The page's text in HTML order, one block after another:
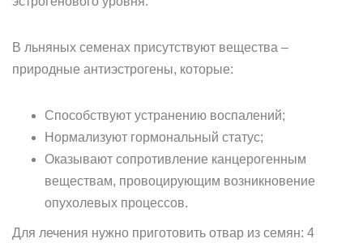
В льняных семенах присутствуют вещества –
природные антиэстрогены, которые:
Способствуют устранению воспалений;
Нормализуют гормональный статус;
Оказывают сопротивление канцерогенным
веществам, провоцирующим возникновение
опухолевых процессов.
Для лечения нужно приготовить отвар из семян: 4